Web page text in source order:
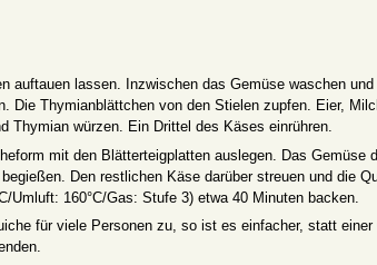
auftauen lassen. Inzwischen das Gemüse waschen
Die Thymianblättchen von den Stielen zupfen. Eier,
Thymian würzen. Ein Drittel des Käses einrühren.
mit den Blätterteigplatten auslegen. Das Gemüse
Den restlichen Käse darüber streuen und die
Umluft: 160°C/Gas: Stufe 3) etwa 40 Minuten backen.
für viele Personen zu, so ist es einfacher, statt einer